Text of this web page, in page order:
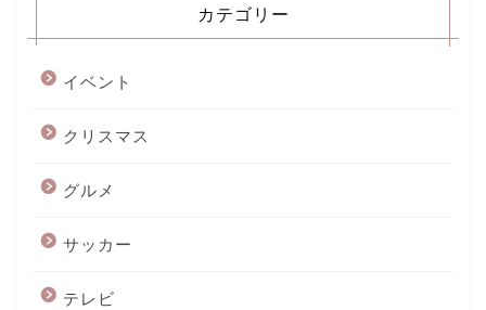
カテゴリー
イベント
クリスマス
グルメ
サッカー
テレビ